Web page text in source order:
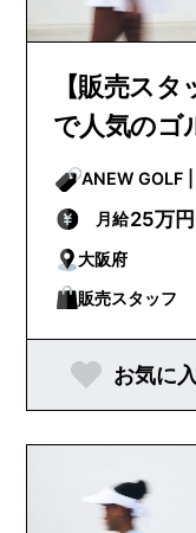
【販売ス
で人気のゴ
月給25万
大阪府
販売スタッフ
お気に